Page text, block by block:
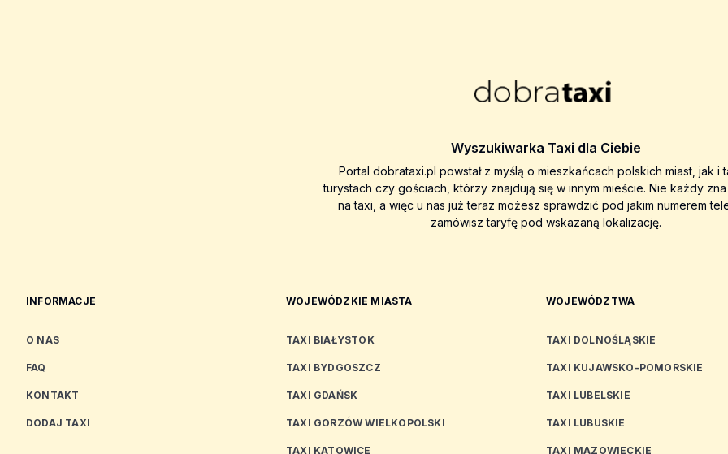
Wyszukiwarka Taxi dla Ciebie
Portal dobrataxi.pl powstał z myślą o mieszkańcach polskich miast, jak i
turystach czy gościach, którzy znajdują się w innym mieście. Nie każdy
na taxi, a więc u nas już teraz możesz sprawdzić pod jakim numerem
zamówisz taryfę pod wskazaną lokalizację.
INFORMACJE
O NAS
FAQ
KONTAKT
DODAJ TAXI
WOJEWÓDZKIE MIASTA
TAXI BIAŁYSTOK
TAXI BYDGOSZCZ
TAXI GDAŃSK
TAXI GORZÓW WIELKOPOLSKI
TAXI KATOWICE
WOJEWÓDZTWA
TAXI DOLNOŚLĄSKIE
TAXI KUJAWSKO-POMORSKIE
TAXI LUBELSKIE
TAXI LUBUSKIE
TAXI MAZOWIECKIE